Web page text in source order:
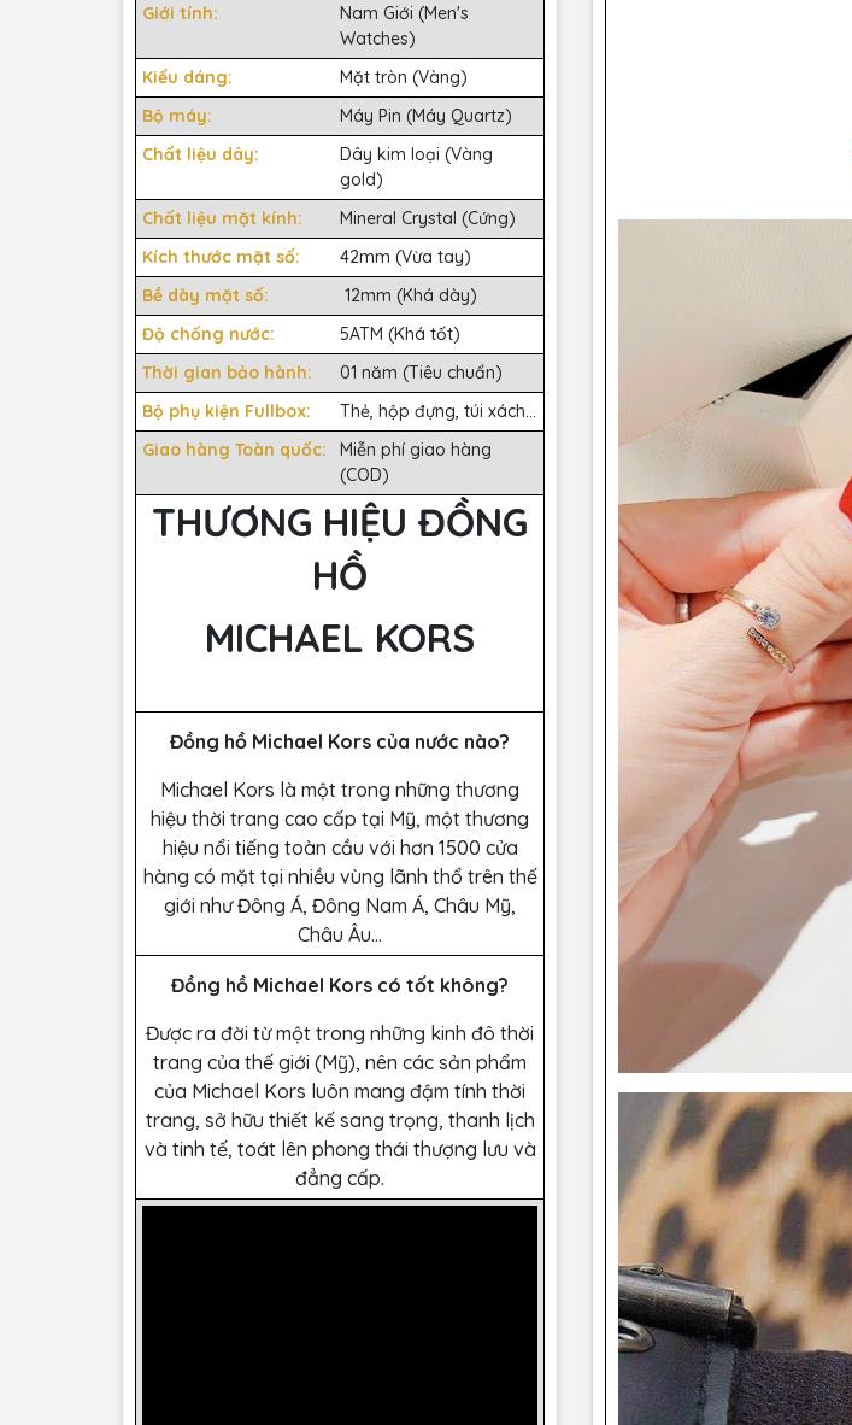
Giới tính:
Nam Giới (Men's
Watches)
Kiểu dáng:
Mặt tròn (Vàng)
Bộ máy:
Máy Pin (Máy Quartz)
Chất liệu dây:
Dây kim loại (Vàng
gold)
Chất liệu mặt kính:
Mineral Crystal (Cứng)
Kích thước mặt số:
42mm (Vừa tay)
Bề dày mặt số:
12mm (Khá dày)
Độ chống nước:
5ATM (Khá tốt)
Thời gian bảo hành:
01 năm (Tiêu chuẩn)
Bộ phụ kiện Fullbox:
Thẻ, hộp đựng, túi xách...
Giao hàng Toàn quốc:
Miễn phí giao hàng
(COD)
THƯƠNG HIỆU ĐỒNG
HỒ
MICHAEL KORS
Đồng hồ Michael Kors của nước nào?
Michael Kors là một trong những thương
hiệu thời trang cao cấp tại Mỹ, một thương
hiệu nổi tiếng toàn cầu với hơn 1500 cửa
hàng có mặt tại nhiều vùng lãnh thổ trên thế
giới như Đông Á, Đông Nam Á, Châu Mỹ,
Châu Âu…
Đồng hồ Michael Kors có tốt không?
Được ra đời từ một trong những kinh đô thời
trang của thế giới (Mỹ), nên các sản phẩm
của Michael Kors luôn mang đậm tính thời
trang, sở hữu thiết kế sang trọng, thanh lịch
và tinh tế, toát lên phong thái thượng lưu và
đẳng cấp.